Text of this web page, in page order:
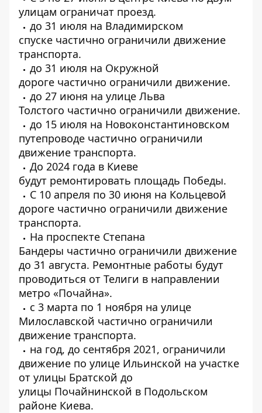
улицам ограничат проезд.
до 31 июля на Владимирском
спуске частично ограничили движение
транспорта.
до 31 июля на Окружной
дороге частично ограничили движение.
до 27 июня на улице Льва
Толстого частично ограничили движение.
до 15 июля на Новоконстантиновском
путепроводе частично ограничили
движение транспорта.
До 2024 года в Киеве
будут ремонтировать площадь Победы.
С 10 апреля по 30 июня на Кольцевой
дороге частично ограничили движение
транспорта.
На проспекте Степана
Бандеры частично ограничили движение
до 31 августа. Ремонтные работы будут
проводиться от Телиги в направлении
метро «Почайна».
с 3 марта по 1 ноября на улице
Милославской частично ограничили
движение транспорта.
на год, до сентября 2021, ограничили
движение по улице Ильинской на участке
от улицы Братской до
улицы Почайнинской в ​​Подольском
районе Киева.